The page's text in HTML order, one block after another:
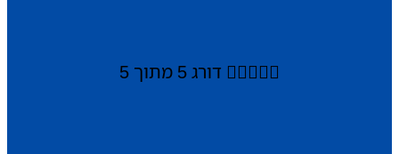
 דורג 5 מתוך 5